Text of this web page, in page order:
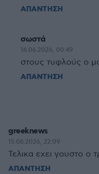
ΑΠΑΝΤΗΣΗ
σωστά
16.06.2026, 00:49
στους τυφλούς ο
ΑΠΑΝΤΗΣΗ
greeknews
15.06.2026, 22:09
Τελικα εχει γουστο
ΑΠΑΝΤΗΣΗ